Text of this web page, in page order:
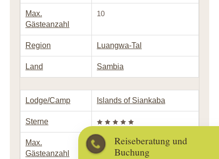
Reiseberatung und
Buchung
Max.
Gästeanzahl
10
Region Luangwa-Tal
Land Sambia
Lodge/Camp Islands of Siankaba
Sterne
Max.
Gästeanzahl
14